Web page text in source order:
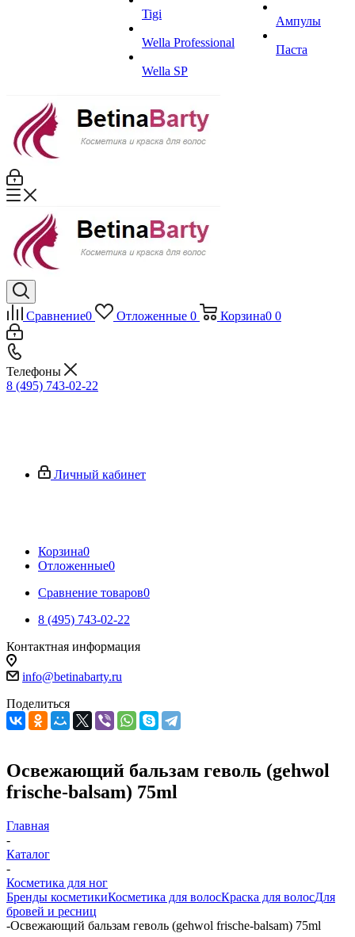
Tigi
Wella Professional
Wella SP
Ампулы
Паста
Сравнение0 Отложенные 0 Корзина0 0
Телефоны
8 (495) 743-02-22
Личный кабинет
Корзина0
Отложенные0
Сравнение товаров0
8 (495) 743-02-22
Контактная информация
info@betinabarty.ru
Поделиться
Освежающий бальзам геволь (gehwol
frische-balsam) 75ml
Главная
-
Каталог
-
Косметика для ног
Бренды косметикиКосметика для волосКраска для волосДля
бровей и ресниц
-Освежающий бальзам геволь (gehwol frische-balsam) 75ml